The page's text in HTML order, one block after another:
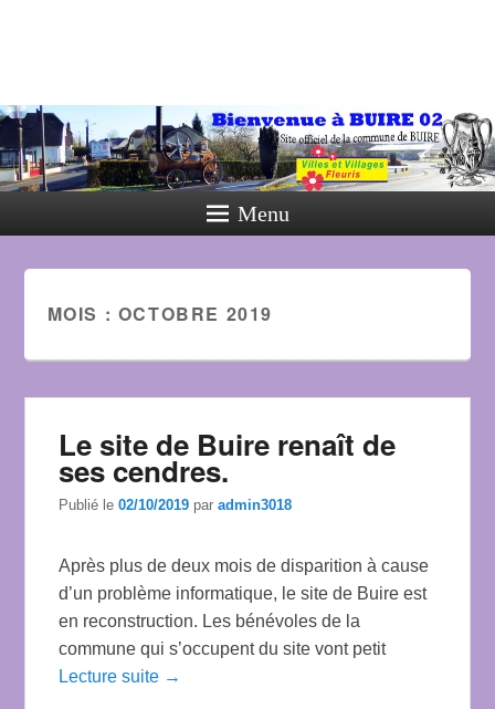
Menu
MOIS : OCTOBRE 2019
Le site de Buire renaît de
ses cendres.
Publié le02/10/2019 paradmin3018
Après plus de deux mois de disparition à cause
d’un problème informatique, le site de Buire est
en reconstruction. Les bénévoles de la
commune qui s’occupent du site vont petit
Lecture suite →